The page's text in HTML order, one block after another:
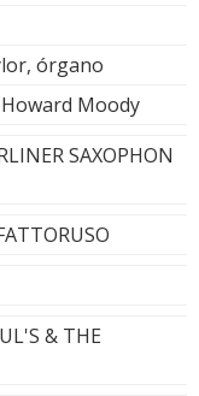
órgano
Moody
SAXOPHON
& THE